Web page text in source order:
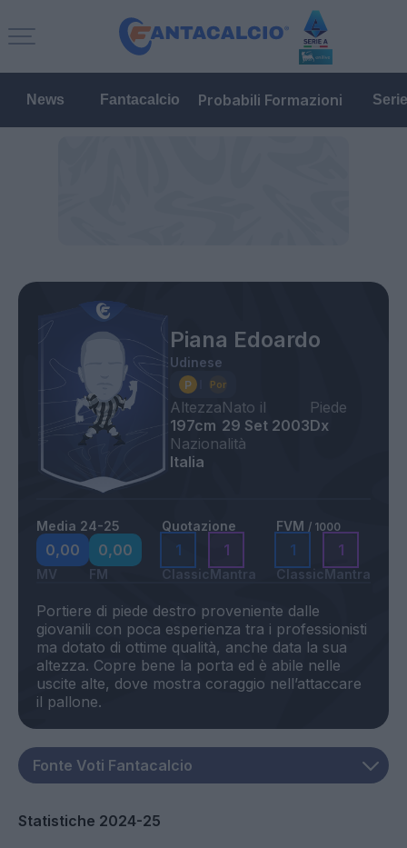
News Fantacalcio Probabili Formazioni
Piana Edoardo
Udinese
Altezza
197cm
Nato il
29 Set 2003
Piede
Dx
Nazionalità
Italia
Media 24-25
0,00
MV
0,00
FM
Quotazione
1
Classic
1
Mantra
FVM / 1000
1
Classic
1
Mantra
Portiere di piede destro proveniente dalle
giovanili con poca esperienza tra i professionisti
ma dotato di ottime qualità, anche data la sua
altezza. Copre bene la porta ed è abile nelle
uscite alte, dove mostra coraggio nell’attaccare
Statistiche 2024-25